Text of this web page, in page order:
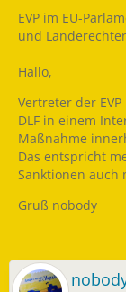
EVP im EU-
und
Hallo,
Vertreter der
DLF in einem
Maßnahme
Das entspricht
Sanktionen auch
Gruß nobody